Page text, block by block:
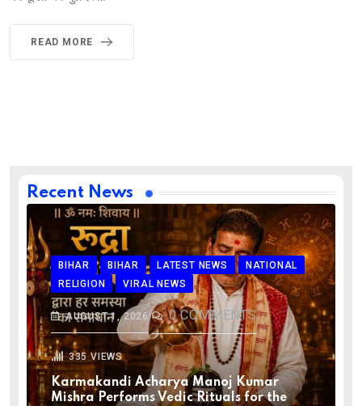
READ MORE
Recent News
BIHAR BIHAR LATEST NEWS
NATIONAL
RELIGION
VIRAL NEWS
AUGUST 1, 2026 0COMMENTS
335 VIEWS
Karmakandi Acharya Manoj Kumar
Mishra Performs Vedic Rituals for the